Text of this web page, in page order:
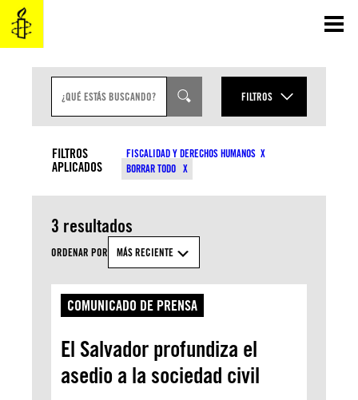
Saltar
contenido
R
E
N
R
D
A
MES
FILTROS
APLICAR
FILTROS
APLICADOS
FISCALIDAD Y DERECHOS HUMANOS
BORRAR TODO
3 resultados
ORDENAR POR MÁS RECIENTE
COMUNICADO DE PRENSA
El Salvador profundiza el
asedio a la sociedad civil